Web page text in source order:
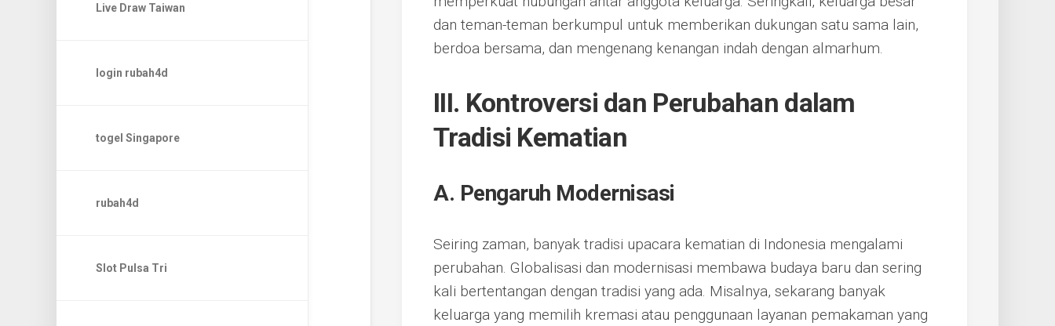
Live Draw Taiwan
login rubah4d
togel Singapore
rubah4d
Slot Pulsa Tri
dan teman-teman berkumpul untuk memberikan dukungan satu sama lain,
berdoa bersama, dan mengenang kenangan indah dengan almarhum.
III. Kontroversi dan Perubahan dalam
Tradisi Kematian
A. Pengaruh Modernisasi
Seiring zaman, banyak tradisi upacara kematian di Indonesia mengalami
perubahan. Globalisasi dan modernisasi membawa budaya baru dan sering
kali bertentangan dengan tradisi yang ada. Misalnya, sekarang banyak
keluarga yang memilih kremasi atau penggunaan layanan pemakaman yang